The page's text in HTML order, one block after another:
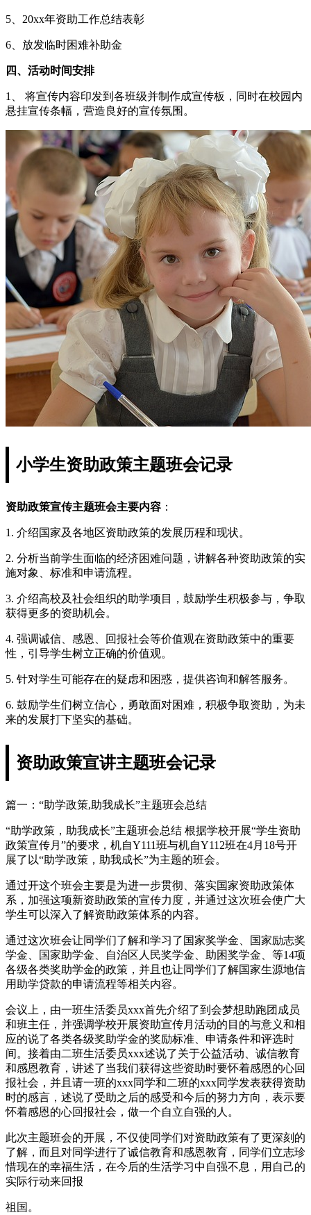
5、20xx年资助工作总结表彰
6、放发临时困难补助金
四、活动时间安排
1、 将宣传内容印发到各班级并制作成宣传板，同时在校园内
悬挂宣传条幅，营造良好的宣传氛围。
小学生资助政策主题班会记录
资助政策宣传主题班会主要内容 ：
1. 介绍国家及各地区资助政策的发展历程和现状。
2. 分析当前学生面临的经济困难问题，讲解各种资助政策的实
施对象、标准和申请流程。
3. 介绍高校及社会组织的助学项目，鼓励学生积极参与，争取
获得更多的资助机会。
4. 强调诚信、感恩、回报社会等价值观在资助政策中的重要
性，引导学生树立正确的价值观。
5. 针对学生可能存在的疑虑和困惑，提供咨询和解答服务。
6. 鼓励学生们树立信心，勇敢面对困难，积极争取资助，为未
来的发展打下坚实的基础。
资助政策宣讲主题班会记录
篇一：“助学政策,助我成长”主题班会总结
“助学政策，助我成长”主题班会总结 根据学校开展“学生资助
政策宣传月”的要求，机自Y111班与机自Y112班在4月18号开
展了以“助学政策，助我成长”为主题的班会。
通过开这个班会主要是为进一步贯彻、落实国家资助政策体
系，加强这项新资助政策的宣传力度，并通过这次班会使广大
学生可以深入了解资助政策体系的内容。
通过这次班会让同学们了解和学习了国家奖学金、国家励志奖
学金、国家助学金、自治区人民奖学金、助困奖学金、等14项
各级各类奖助学金的政策，并且也让同学们了解国家生源地信
用助学贷款的申请流程等相关内容。
会议上，由一班生活委员xxx首先介绍了到会梦想助跑团成员
和班主任，并强调学校开展资助宣传月活动的目的与意义和相
应的说了各类各级奖助学金的奖励标准、申请条件和评选时
间。接着由二班生活委员xxx述说了关于公益活动、诚信教育
和感恩教育，讲述了当我们获得这些资助时要怀着感恩的心回
报社会，并且请一班的xxx同学和二班的xxx同学发表获得资助
时的感言，述说了受助之后的感受和今后的努力方向，表示要
怀着感恩的心回报社会，做一个自立自强的人。
此次主题班会的开展，不仅使同学们对资助政策有了更深刻的
了解，而且对同学进行了诚信教育和感恩教育，同学们立志珍
惜现在的幸福生活，在今后的生活学习中自强不息，用自己的
实际行动来回报
祖国。